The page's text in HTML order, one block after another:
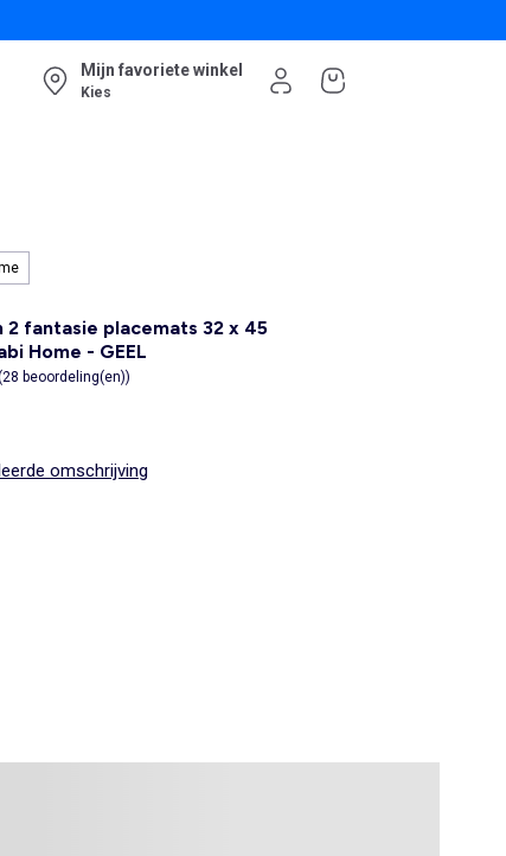
Mijn favoriete winkel
Kies
2 fantasie placemats 32 x 45
Home - GEEL
beoordeling(en))
omschrijving